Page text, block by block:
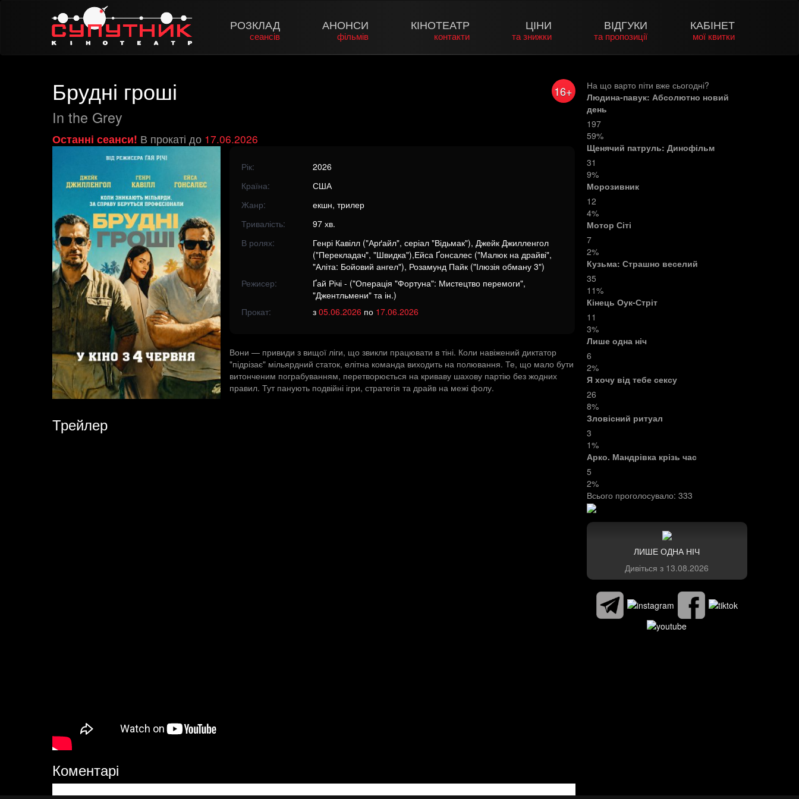
РОЗКЛАД
сеансів
АНОНСИ
фільмів
КІНОТЕАТР
контакти
ЦІНИ
та знижки
ВІДГУКИ
та пропозиції
КАБІНЕТ
мої квитки
16+
Брудні гроші
In the Grey
Останні сеанси! В прокаті до 17.06.2026
Рік:
2026
Країна:
США
Жанр:
екшн, трилер
Тривалість:
97 хв.
В ролях:
Генрі Кавілл ("Арґайл", серіал "Відьмак"), Джейк Джилленгол
("Перекладач", "Швидка"),Ейса Ґонсалес ("Малюк на драйві",
"Аліта: Бойовий ангел"), Розамунд Пайк ("Ілюзія обману 3")
Режисер:
Ґай Річі - ("Операція "Фортуна": Мистецтво перемоги",
"Джентльмени" та ін.)
Прокат:
з 05.06.2026 по 17.06.2026
Вони — привиди з вищої ліги, що звикли працювати в тіні. Коли навіжений диктатор
"підрізає" мільярдний статок, елітна команда виходить на полювання. Те, що мало бути
витонченим пограбуванням, перетворюється на криваву шахову партію без жодних
правил. Тут панують подвійні ігри, стратегія та драйв на межі фолу.
Трейлер
Коментарі
На що варто піти вже сьогодні?
Людина-павук: Абсолютно новий
день
197
59%
Щенячий патруль: Динофільм
31
9%
Морозивник
12
4%
Мотор Сіті
7
2%
Кузьма: Страшно веселий
35
11%
Кінець Оук-Стріт
11
3%
Лише одна ніч
6
2%
Я хочу від тебе сексу
26
8%
Зловісний ритуал
3
1%
Арко. Мандрівка крізь час
5
2%
Всього проголосувало: 333
ЛИШЕ ОДНА НІЧ
Дивіться з 13.08.2026